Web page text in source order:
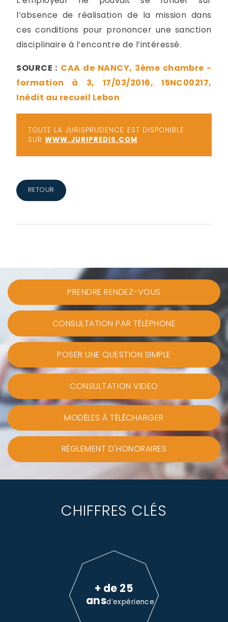
l’absence de réalisation de la mission dans
ces conditions pour prononcer une sanction
disciplinaire à l’encontre de l’intéressé.
SOURCE : CAA de NANCY, 3ème chambre -
formation à 3, 17/03/2016, 15NC00217,
Inédit au recueil Lebon
TOUTE LA JURISPRUDENCE EST DISPONIBLE
SURWWW.JURIPREDIS.COM
RETOUR
PRENDRE RENDEZ-VOUS
CONSULTATION PAR TÉLÉPHONE
POSER UNE QUESTION SIMPLE
CONSULTATION VIDEO
MODÈLES À TÉLÉCHARGER
RÈGLEMENT D'HONORAIRES
CHIFFRES CLÉS
+ de 25
ansd’expérience